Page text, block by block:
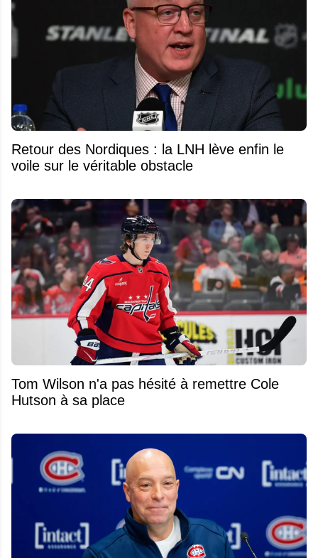
Retour des Nordiques : la LNH lève enfin le
voile sur le véritable obstacle
Tom Wilson n'a pas hésité à remettre Cole
Hutson à sa place